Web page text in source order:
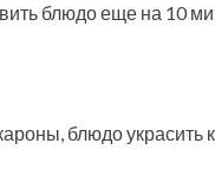
блюдо еще на 10
блюдо украсить